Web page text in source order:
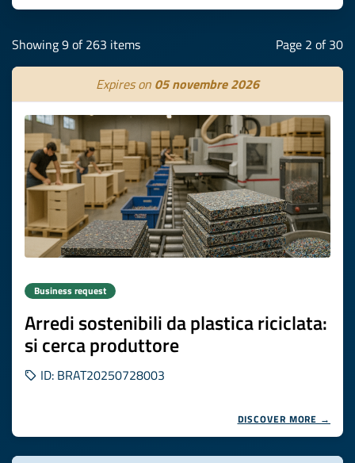
Showing 9 of 263 items Page 2 of 30
Expires on 05 novembre 2026
Business request
Arredi sostenibili da plastica riciclata:
si cerca produttore
ID: BRAT20250728003
DISCOVER MORE →